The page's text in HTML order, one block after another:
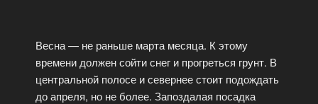
Весна — не раньше марта месяца. К этому
времени должен сойти снег и прогреться грунт. В
центральной полосе и севернее стоит подождать
до апреля, но не более. Запоздалая посадка